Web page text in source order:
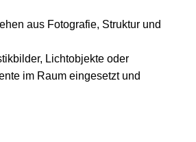
aus Fotografie, Struktur und
Lichtobjekte oder
im Raum eingesetzt und